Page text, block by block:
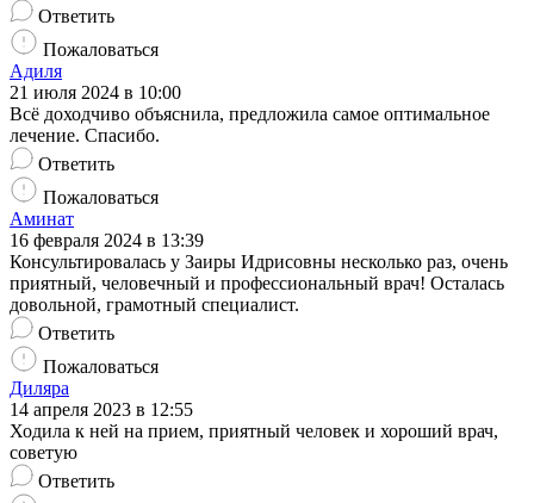
Ответить
Пожаловаться
Адиля
21 июля 2024 в 10:00
Всё доходчиво объяснила, предложила самое оптимальное
лечение. Спасибо.
Ответить
Пожаловаться
Аминат
16 февраля 2024 в 13:39
Консультировалась у Заиры Идрисовны несколько раз, очень
приятный, человечный и профессиональный врач! Осталась
довольной, грамотный специалист.
Ответить
Пожаловаться
Диляра
14 апреля 2023 в 12:55
Ходила к ней на прием, приятный человек и хороший врач,
советую
Ответить